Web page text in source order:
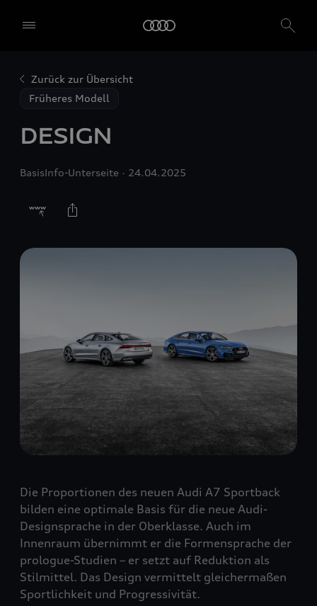
Früheres Modell
DESIGN
Zurück zur Übersicht
BasisInfo-Unterseite 24.04.2025
Die Proportionen des neuen Audi A7 Sportback
bilden eine optimale Basis für die neue Audi-
Designsprache in der Oberklasse. Auch im
Innenraum übernimmt er die Formensprache der
prologue-Studien – er setzt auf Reduktion als
Stilmittel. Das Design vermittelt gleichermaßen
Sportlichkeit und Progressivität.